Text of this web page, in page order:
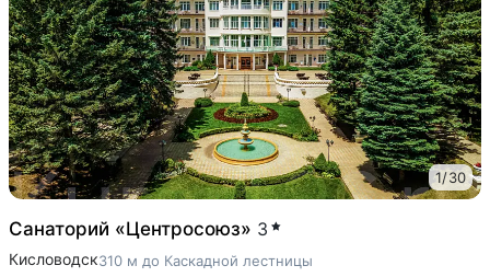
1/30
Санаторий «Центросоюз» 3
Кисловодск310 м до Каскадной лестницы